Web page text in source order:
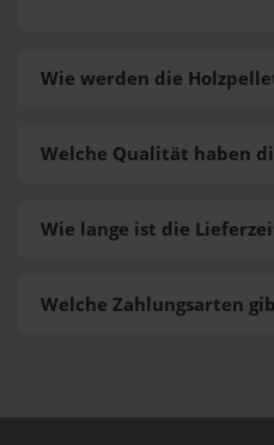
Wie werden die
Welche Zahlungsarten
Welche Qualität haben
Wie lange ist die